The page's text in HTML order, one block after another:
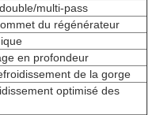
multi-pass
du régénérateur
en profondeur
de la gorge
optimisé des